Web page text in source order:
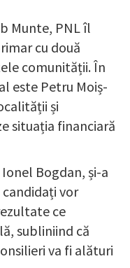
Munte, PNL îl
cu două
comunității. În
este Petru Moiș-
și
situația financiară
Bogdan, și-a
vor
ce
subliniind că
va fi alături